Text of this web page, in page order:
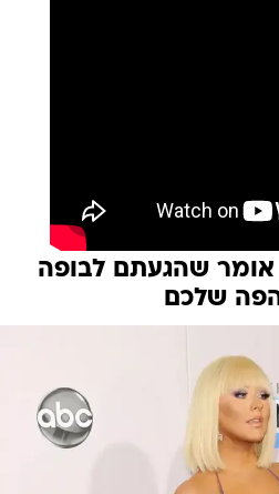
אומר שהגעתם לבופה
שלכם